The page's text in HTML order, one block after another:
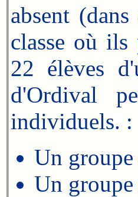
absent
classe où
22 élèves
d'Ordival
individuels. :
Un
Un groupe